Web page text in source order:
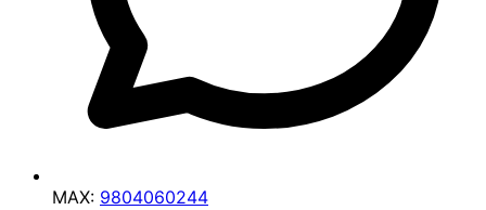
MAX: 9804060244